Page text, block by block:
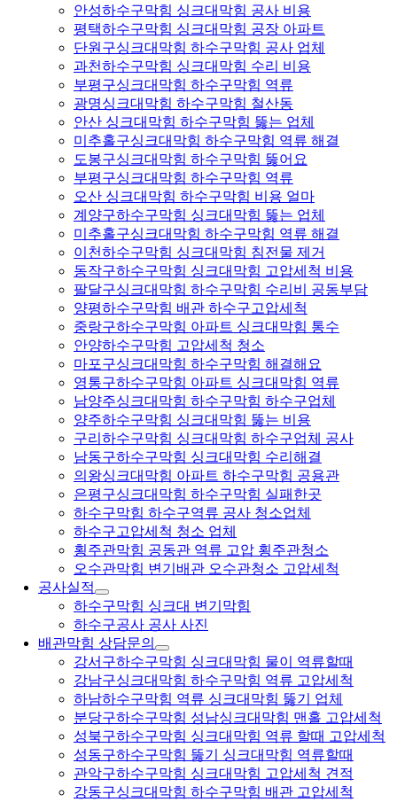
안성하수구막힘 싱크대막힘 공사 비용
평택하수구막힘 싱크대막힘 공장 아파트
단원구싱크대막힘 하수구막힘 공사 업체
과천하수구막힘 싱크대막힘 수리 비용
부평구싱크대막힘 하수구막힘 역류
광명싱크대막힘 하수구막힘 철산동
안산 싱크대막힘 하수구막힘 뚫는 업체
미추홀구싱크대막힘 하수구막힘 역류 해결
도봉구싱크대막힘 하수구막힘 뚫어요
부평구싱크대막힘 하수구막힘 역류
오산 싱크대막힘 하수구막힘 비용 얼마
계양구하수구막힘 싱크대막힘 뚫는 업체
미추홀구싱크대막힘 하수구막힘 역류 해결
이천하수구막힘 싱크대막힘 침전물 제거
동작구하수구막힘 싱크대막힘 고압세척 비용
팔달구싱크대막힘 하수구막힘 수리비 공동부담
양평하수구막힘 배관 하수구고압세척
중랑구하수구막힘 아파트 싱크대막힘 통수
안양하수구막힘 고압세척 청소
마포구싱크대막힘 하수구막힘 해결해요
영통구하수구막힘 아파트 싱크대막힘 역류
남양주싱크대막힘 하수구막힘 하수구업체
양주하수구막힘 싱크대막힘 뚫는 비용
구리하수구막힘 싱크대막힘 하수구업체 공사
남동구하수구막힘 싱크대막힘 수리해결
의왕싱크대막힘 아파트 하수구막힘 공용관
은평구싱크대막힘 하수구막힘 실패한곳
하수구막힘 하수구역류 공사 청소업체
하수구고압세척 청소 업체
횡주관막힘 공동관 역류 고압 횡주관청소
오수관막힘 변기배관 오수관청소 고압세척
공사실적
하수구막힘 싱크대 변기막힘
하수구공사 공사 사진
배관막힘 상담문의
강서구하수구막힘 싱크대막힘 물이 역류할때
강남구싱크대막힘 하수구막힘 역류 고압세척
하남하수구막힘 역류 싱크대막힘 뚫기 업체
분당구하수구막힘 성남싱크대막힘 맨홀 고압세척
성북구하수구막힘 싱크대막힘 역류 할때 고압세척
성동구하수구막힘 뚫기 싱크대막힘 역류할때
관악구하수구막힘 싱크대막힘 고압세척 견적
강동구싱크대막힘 하수구막힘 배관 고압세척